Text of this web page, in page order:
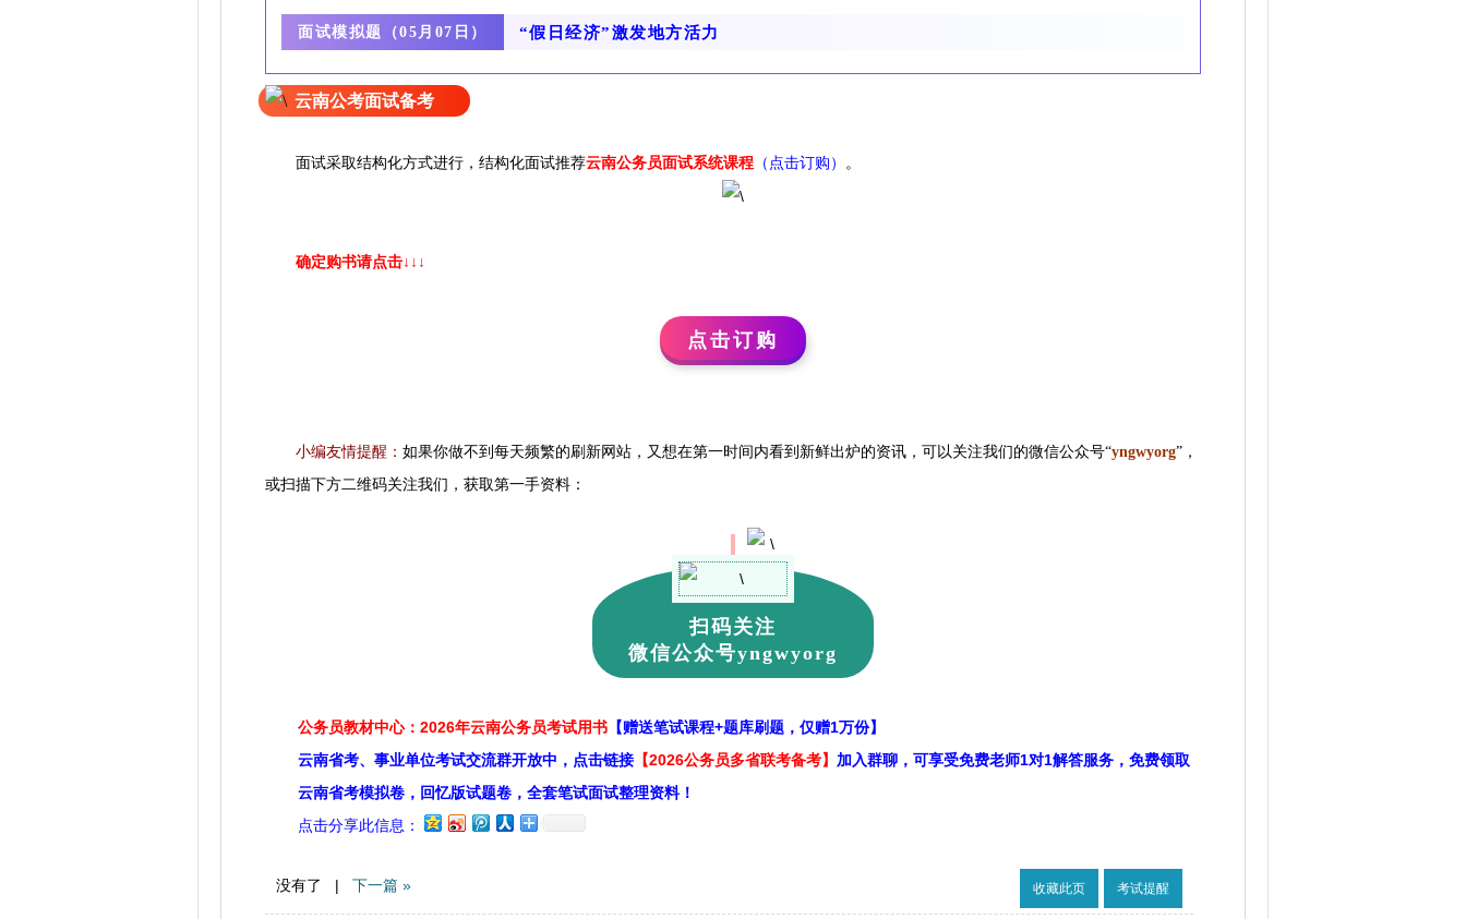
面试模拟题（05月07日） “假日经济”激发地方活力
云南公考面试备考
面试采取结构化方式进行 ，结构化面试推荐云南公务员面试系统课程 （点击订购） 。
确定购书请点击↓↓↓
点击订购
小编友情提醒： 如果你做不到每天频繁的刷新网站，又想在第一时间内看到新鲜出炉的资讯，可以关注我们的微信公众号“yngwyorg” ，
或扫描下方二维码关注我们，获取第一手资料：
扫码关注
微信公众号yngwyorg
公务员教材中心：2026年云南公务员考试用书 【赠送笔试课程+题库刷题，仅赠1万份】
云南省考、事业单位考试交流群开放中，点击链接 【2026公务员多省联考备考】 加入群聊，可享受免费老师1对1解答服务，免费领取
云南省考模拟卷，回忆版试题卷，全套笔试面试整理资料！
点击分享此信息：
没有了 | 下一篇 » 收藏此页 考试提醒